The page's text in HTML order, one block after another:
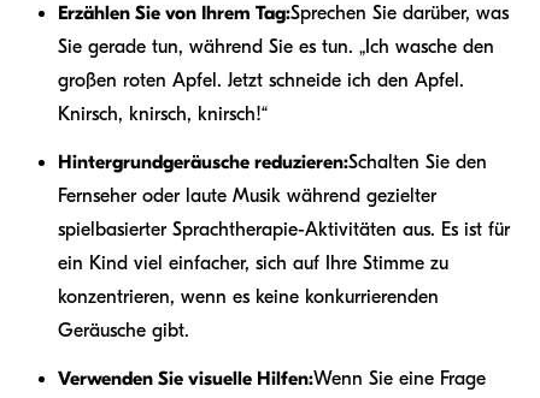
Erzählen Sie von Ihrem Tag:Sprechen Sie darüber, was
Sie gerade tun, während Sie es tun. „Ich wasche den
großen roten Apfel. Jetzt schneide ich den Apfel.
Knirsch, knirsch, knirsch!“
Hintergrundgeräusche reduzieren:Schalten Sie den
Fernseher oder laute Musik während gezielter
spielbasierter Sprachtherapie-Aktivitäten aus. Es ist für
ein Kind viel einfacher, sich auf Ihre Stimme zu
konzentrieren, wenn es keine konkurrierenden
Geräusche gibt.
Verwenden Sie visuelle Hilfen:Wenn Sie eine Frage